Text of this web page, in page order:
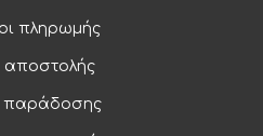
πληρωμής
παράδοσης